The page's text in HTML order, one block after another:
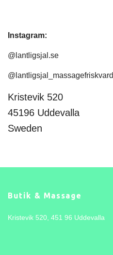
Instagram:
@lantligsjal.se
@lantligsjal_massagefriskvard
Kristevik 520
45196 Uddevalla
Sweden
Butik & Massage
Kristevik 520, 451 96 Uddevalla